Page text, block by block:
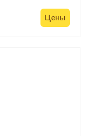
Цены